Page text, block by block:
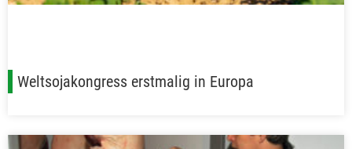
Weltsojakongress erstmalig in Europa